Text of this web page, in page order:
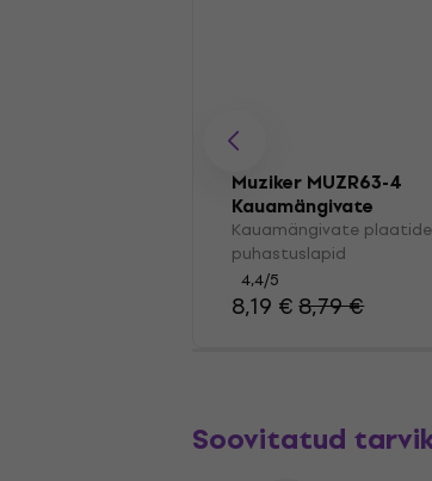
Muziker MUZR63-4
Kauamängivate
plaatide
puhastuslapid
Kauamängivate plaatide
puhastuslapid
4,4/5
8,19 €8,79 €
Soovitatud